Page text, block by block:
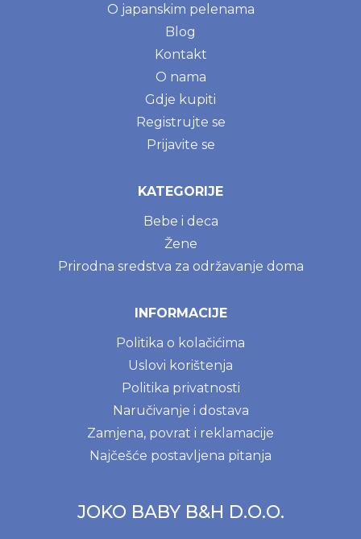
O japanskim pelenama
Blog
Kontakt
O nama
Gdje kupiti
Registrujte se
Prijavite se
KATEGORIJE
Bebe i deca
Žene
Prirodna sredstva za održavanje doma
INFORMACIJE
Politika o kolačićima
Uslovi korištenja
Politika privatnosti
Naručivanje i dostava
Zamjena, povrat i reklamacije
Najčešće postavljena pitanja
JOKO BABY B&H D.O.O.